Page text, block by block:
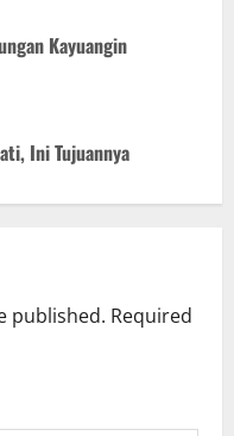
Kayuangin
Ini Tujuannya
published. Required